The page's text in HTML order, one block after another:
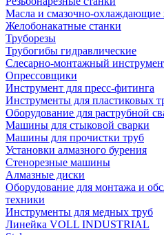
Масла и смазочно-охлаждающие
Желобонакатные станки
Труборезы
Трубогибы гидравлические
Слесарно-монтажный
Опрессовщики
Инструмент для пресс-фитинга
Инструменты для пластиковых
Оборудование для раструбной
Машины для стыковой сварки
Машины для прочистки труб
Установки алмазного бурения
Стенорезные машины
Алмазные диски
Оборудование для монтажа и
техники
Инструменты для медных труб
Линейка VOLL INDUSTRIAL